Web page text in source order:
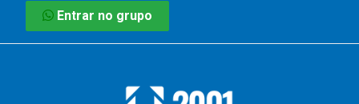
Entrar no grupo